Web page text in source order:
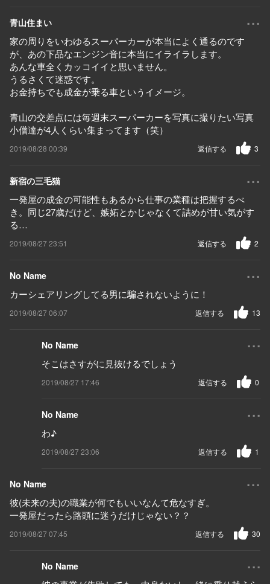
青山住まい ...
家の周りをいわゆるスーパーカーが本当によく通るのです
が、あの下品なエンジン音に本当にイライラします。
あんな車全くカッコイイと思いません。
うるさくて迷惑です。
お金持ちでも成金が乗る車というイメージ。
青山の交差点には毎週末スーパーカーを写真に撮りたい写真
小僧達が4人くらい集まってます（笑）
2019/08/28 00:39 3
返信する
新宿の三毛猫 ...
一発屋の成金の可能性もあるから仕事の業種は把握するべ
き。同じ27歳だけど、嫉妬とかじゃなくて詰めが甘い気がす
る…
2019/08/27 23:51 2
返信する
No Name ...
カーシェアリングしてる男に騙されないように！
2019/08/27 06:07 13
返信する
No Name ...
そこはさすがに見抜けるでしょう
2019/08/27 17:46 0
返信する
No Name ...
わ♪
2019/08/27 23:06 1
返信する
No Name ...
彼(未来の夫)の職業が何でもいいなんて危なすぎ。
一発屋だったら路頭に迷うだけじゃない？？
2019/08/27 07:45 30
返信する
No Name ...